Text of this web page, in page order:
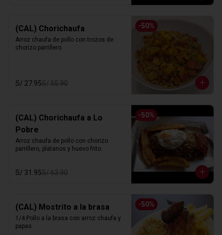
-50%
(CAL) Chorichaufa
Arroz chaufa de pollo con trozos de
chorizo parrillero.
S/ 27.95S/ 55.90
-50%
(CAL) Chorichaufa a Lo
Pobre
Arroz chaufa de pollo con chorizo
parrillero, platanos y huevo frito.
S/ 31.95S/ 63.90
-50%
(CAL) Mostrito a la brasa
1/4 Pollo a la brasa con arroz chaufa y
papas.